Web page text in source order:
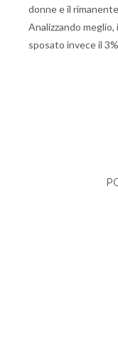
donne e il
Analizzando
sposato invece il